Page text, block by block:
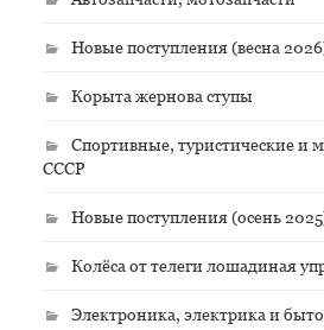
Новые поступления (весна
Корыта жернова ступы
Спортивные, туристические и
СССР
Новые поступления (осень
Колёса от телеги лошадиная
Электроника, электрика и